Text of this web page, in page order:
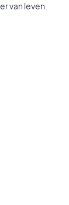
van leven.